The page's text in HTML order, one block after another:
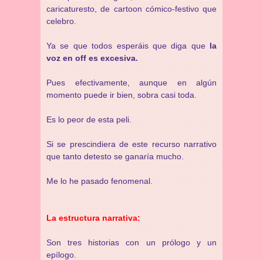
caricaturesto, de cartoon cómico-festivo que
celebro.
Ya se que todos esperáis que diga que la
voz en off es excesiva.
Pues efectivamente, aunque en algún
momento puede ir bien, sobra casi toda.
Es lo peor de esta peli.
Si se prescindiera de este recurso narrativo
que tanto detesto se ganaría mucho.
Me lo he pasado fenomenal.
La estructura narrativa:
Son tres historias con un prólogo y un
epílogo.